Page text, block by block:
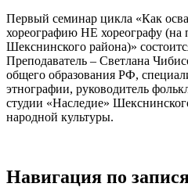
Первый семинар цикла «Как
хореографию НЕ хореографу (на
Шекснинского района)»
Преподаватель – Светлана
общего образования РФ,
этнографии, руководитель
студии «Наследие»
народной культуры.
Навигация по